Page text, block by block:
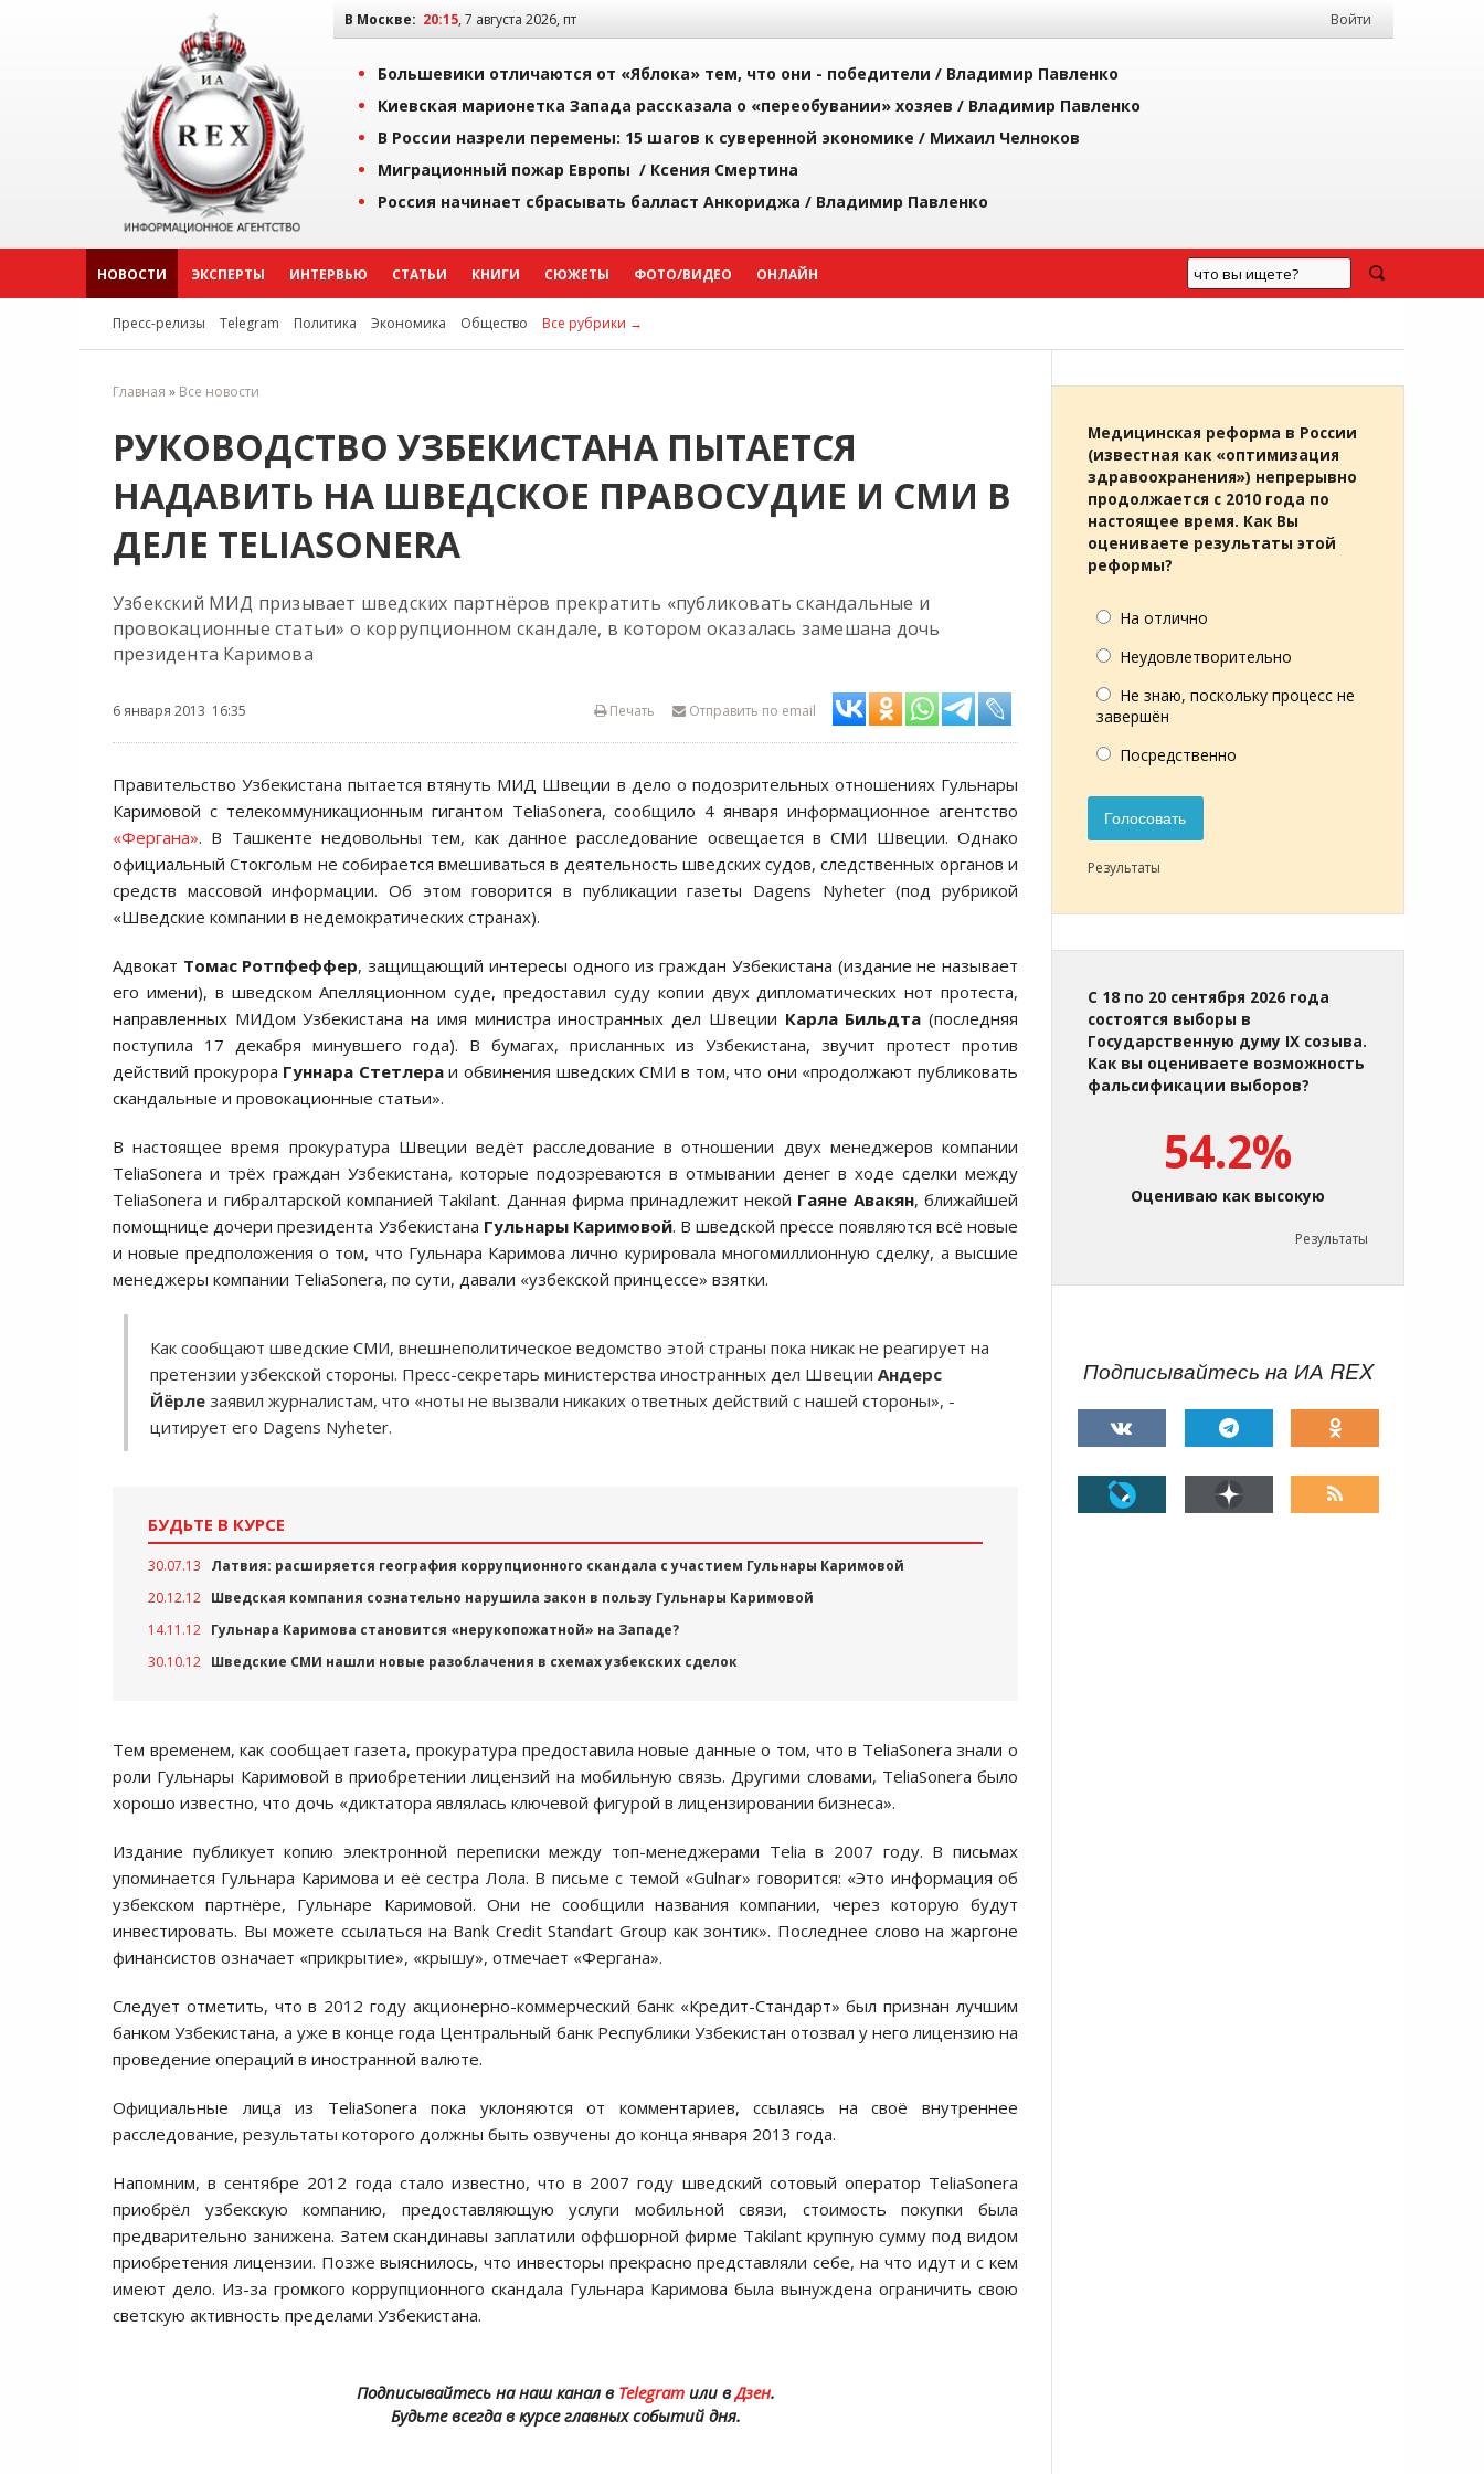
В Москве: 20:15, 7 августа 2026, пт Войти
Большевики отличаются от «Яблока» тем, что они - победители / Владимир Павленко
Киевская марионетка Запада рассказала о «переобувании» хозяев / Владимир Павленко
В России назрели перемены: 15 шагов к суверенной экономике / Михаил Челноков
Миграционный пожар Европы / Ксения Смертина
Россия начинает сбрасывать балласт Анкориджа / Владимир Павленко
НОВОСТИ ЭКСПЕРТЫ ИНТЕРВЬЮ СТАТЬИ КНИГИ СЮЖЕТЫ ФОТО/ВИДЕО ОНЛАЙН
Пресс-релизы Telegram Политика Экономика Общество Все рубрики →
Главная » Все новости
РУКОВОДСТВО УЗБЕКИСТАНА ПЫТАЕТСЯ
НАДАВИТЬ НА ШВЕДСКОЕ ПРАВОСУДИЕ И СМИ В
ДЕЛЕ TELIASONERA
Узбекский МИД призывает шведских партнёров прекратить «публиковать скандальные и
провокационные статьи» о коррупционном скандале, в котором оказалась замешана дочь
президента Каримова
6 января 2013 16:35 Отправить по email
Печать
Правительство Узбекистана пытается втянуть МИД Швеции в дело о подозрительных отношениях Гульнары
Каримовой с телекоммуникационным гигантом TeliaSonera, сообщило 4 января информационное агентство
«Фергана». В Ташкенте недовольны тем, как данное расследование освещается в СМИ Швеции. Однако
официальный Стокгольм не собирается вмешиваться в деятельность шведских судов, следственных органов и
средств массовой информации. Об этом говорится в публикации газеты Dagens Nyheter (под рубрикой
«Шведские компании в недемократических странах).
Адвокат Томас Ротпфеффер, защищающий интересы одного из граждан Узбекистана (издание не называет
его имени), в шведском Апелляционном суде, предоставил суду копии двух дипломатических нот протеста,
направленных МИДом Узбекистана на имя министра иностранных дел Швеции Карла Бильдта (последняя
поступила 17 декабря минувшего года). В бумагах, присланных из Узбекистана, звучит протест против
действий прокурора Гуннара Стетлераи обвинения шведских СМИ в том, что они «продолжают публиковать
скандальные и провокационные статьи».
В настоящее время прокуратура Швеции ведёт расследование в отношении двух менеджеров компании
TeliaSonera и трёх граждан Узбекистана, которые подозреваются в отмывании денег в ходе сделки между
TeliaSonera и гибралтарской компанией Takilant. Данная фирма принадлежит некой Гаяне Авакян, ближайшей
помощнице дочери президента Узбекистана Гульнары Каримовой. В шведской прессе появляются всё новые
и новые предположения о том, что Гульнара Каримова лично курировала многомиллионную сделку, а высшие
менеджеры компании TeliaSonera, по сути, давали «узбекской принцессе» взятки.
Как сообщают шведские СМИ, внешнеполитическое ведомство этой страны пока никак не реагирует на
претензии узбекской стороны. Пресс-секретарь министерства иностранных дел Швеции Андерс
Йёрле заявил журналистам, что «ноты не вызвали никаких ответных действий с нашей стороны», -
цитирует его Dagens Nyheter.
БУДЬТЕ В КУРСЕ
30.07.13
Латвия: расширяется география коррупционного скандала с участием Гульнары Каримовой
20.12.12 Шведская компания сознательно нарушила закон в пользу Гульнары Каримовой
14.11.12 Гульнара Каримова становится «нерукопожатной» на Западе?
30.10.12 Шведские СМИ нашли новые разоблачения в схемах узбекских сделок
Тем временем, как сообщает газета, прокуратура предоставила новые данные о том, что в TeliaSonera знали о
роли Гульнары Каримовой в приобретении лицензий на мобильную связь. Другими словами, TeliaSonera было
хорошо известно, что дочь «диктатора являлась ключевой фигурой в лицензировании бизнеса».
Издание публикует копию электронной переписки между топ-менеджерами Telia в 2007 году. В письмах
упоминается Гульнара Каримова и её сестра Лола. В письме с темой «Gulnar» говорится: «Это информация об
узбекском партнёре, Гульнаре Каримовой. Они не сообщили названия компании, через которую будут
инвестировать. Вы можете ссылаться на Bank Credit Standart Group как зонтик». Последнее слово на жаргоне
финансистов означает «прикрытие», «крышу», отмечает «Фергана».
Следует отметить, что в 2012 году акционерно-коммерческий банк «Кредит-Стандарт» был признан лучшим
банком Узбекистана, а уже в конце года Центральный банк Республики Узбекистан отозвал у него лицензию на
проведение операций в иностранной валюте.
Официальные лица из TeliaSonera пока уклоняются от комментариев, ссылаясь на своё внутреннее
расследование, результаты которого должны быть озвучены до конца января 2013 года.
Напомним, в сентябре 2012 года стало известно, что в 2007 году шведский сотовый оператор TeliaSonera
приобрёл узбекскую компанию, предоставляющую услуги мобильной связи, стоимость покупки была
предварительно занижена. Затем скандинавы заплатили оффшорной фирме Takilant крупную сумму под видом
приобретения лицензии. Позже выяснилось, что инвесторы прекрасно представляли себе, на что идут и с кем
имеют дело. Из-за громкого коррупционного скандала Гульнара Каримова была вынуждена ограничить свою
светскую активность пределами Узбекистана.
Подписывайтесь на наш канал в Telegramили вДзен.
Будьте всегда в курсе главных событий дня.
Медицинская реформа в России
(известная как «оптимизация
здравоохранения») непрерывно
продолжается с 2010 года по
настоящее время. Как Вы
оцениваете результаты этой
реформы?
На отлично
Неудовлетворительно
Не знаю, поскольку процесс не
завершён
Посредственно
Голосовать
Результаты
С 18 по 20 сентября 2026 года
состоятся выборы в
Государственную думу IX созыва.
Как вы оцениваете возможность
фальсификации выборов?
54.2%
Оцениваю как высокую
Результаты
Подписывайтесь на ИА REX